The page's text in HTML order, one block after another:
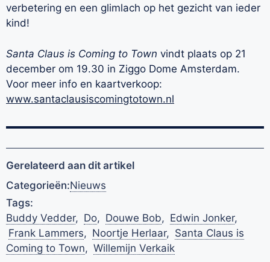
verbetering en een glimlach op het gezicht van ieder
kind!
Santa Claus is Coming to Town vindt plaats op 21
december om 19.30 in Ziggo Dome Amsterdam.
Voor meer info en kaartverkoop:
www.santaclausiscomingtotown.nl
Gerelateerd aan dit artikel
Categorieën:Nieuws
Tags:
Buddy Vedder, Do, Douwe Bob, Edwin Jonker,
Frank Lammers, Noortje Herlaar, Santa Claus is
Coming to Town, Willemijn Verkaik